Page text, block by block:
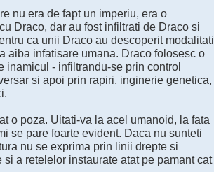
nu era de fapt un imperiu, era o
Draco, dar au fost infiltrati de Draco si
ca unii Draco au descoperit modalitati
aiba infatisare umana. Draco folosesc o
inamicul - infiltrandu-se prin control
si apoi prin rapiri, inginerie genetica,
o poza. Uitati-va la acel umanoid, la fata
se pare foarte evident. Daca nu sunteti
nu se exprima prin linii drepte si
a retelelor instaurate atat pe pamant cat